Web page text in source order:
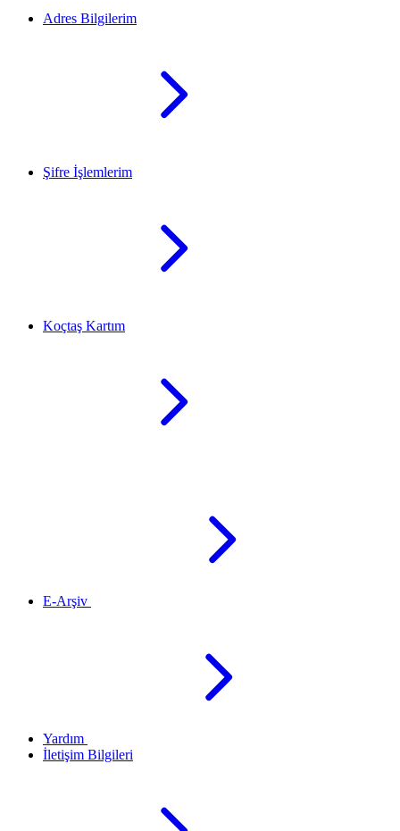
Adres Bilgilerim
Şifre İşlemlerim
Koçtaş Kartım
E-Arşiv
Yardım
İletişim Bilgileri